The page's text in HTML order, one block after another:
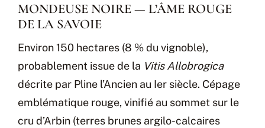
MONDEUSE NOIRE — L’ÂME ROUGE
DE LA SAVOIE
Environ 150 hectares (8 % du vignoble),
probablement issue de la Vitis Allobrogica
décrite par Pline l’Ancien au Ier siècle. Cépage
emblématique rouge, vinifié au sommet sur le
cru d’Arbin (terres brunes argilo-calcaires